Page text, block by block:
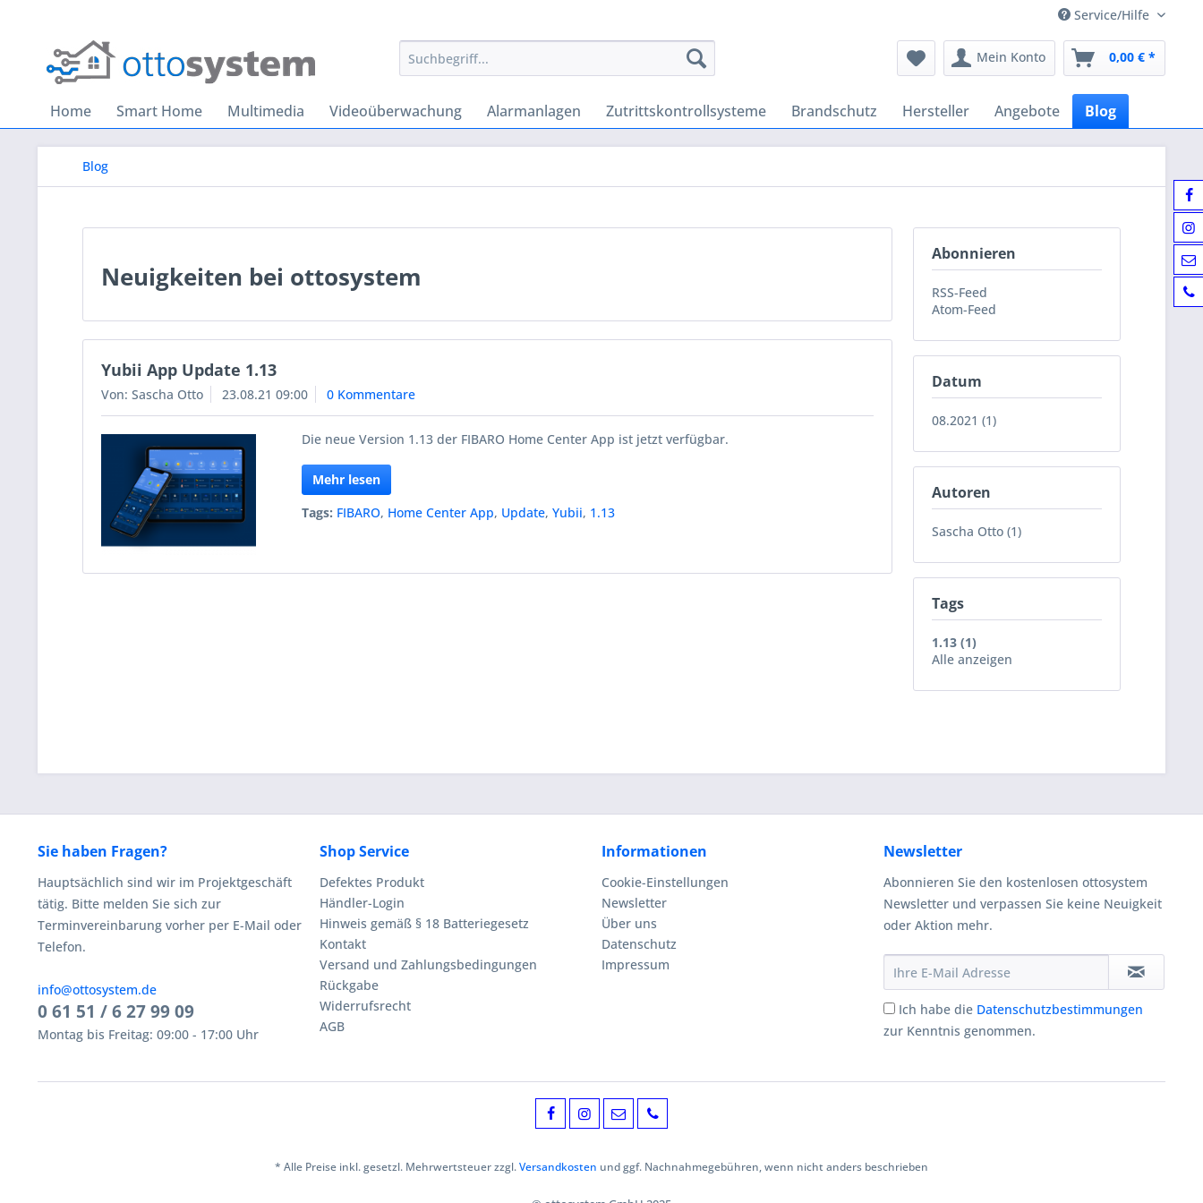
Service/Hilfe
Mein Konto 0,00 € *
Home Smart Home Multimedia Videoüberwachung Alarmanlagen Zutrittskontrollsysteme Brandschutz Hersteller Angebote Blog
Blog
Abonnieren
RSS-Feed
Atom-Feed
Datum
08.2021 (1)
Autoren
Sascha Otto (1)
Tags
1.13 (1)
Alle anzeigen
Neuigkeiten bei ottosystem
Yubii App Update 1.13
Von: Sascha Otto 23.08.21 09:00 0 Kommentare
Die neue Version 1.13 der FIBARO Home Center App ist jetzt verfügbar.
Mehr lesen
Tags: FIBARO, Home Center App, Update,Yubii, 1.13
Sie haben Fragen?
Hauptsächlich sind wir im Projektgeschäft
tätig. Bitte melden Sie sich zur
Terminvereinbarung vorher per E-Mail oder
Telefon.
info@ottosystem.de
0 61 51 / 6 27 99 09
Montag bis Freitag: 09:00 - 17:00 Uhr
Shop Service
Defektes Produkt
Händler-Login
Hinweis gemäß § 18 Batteriegesetz
Kontakt
Versand und Zahlungsbedingungen
Rückgabe
Widerrufsrecht
AGB
Informationen
Cookie-Einstellungen
Newsletter
Über uns
Datenschutz
Impressum
Newsletter
Abonnieren Sie den kostenlosen ottosystem
Newsletter und verpassen Sie keine Neuigkeit
oder Aktion mehr.
Ich habe die Datenschutzbestimmungen
zur Kenntnis genommen.
* Alle Preise inkl. gesetzl. Mehrwertsteuer zzgl.Versandkosten und ggf. Nachnahmegebühren, wenn nicht anders beschrieben